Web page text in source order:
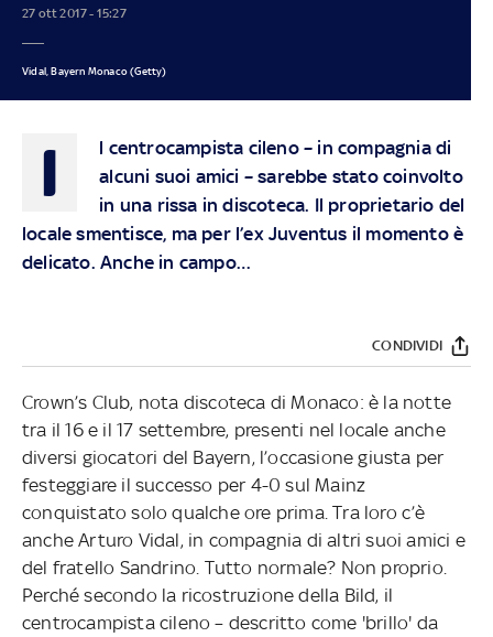
27 ott 2017 - 15:27
Vidal, Bayern Monaco (Getty)
I
l centrocampista cileno – in compagnia di
alcuni suoi amici – sarebbe stato coinvolto
in una rissa in discoteca. Il proprietario del
locale smentisce, ma per l’ex Juventus il momento è
delicato. Anche in campo…
CONDIVIDI
Crown’s Club, nota discoteca di Monaco: è la notte
tra il 16 e il 17 settembre, presenti nel locale anche
diversi giocatori del Bayern, l’occasione giusta per
festeggiare il successo per 4-0 sul Mainz
conquistato solo qualche ore prima. Tra loro c’è
anche Arturo Vidal, in compagnia di altri suoi amici e
del fratello Sandrino. Tutto normale? Non proprio.
Perché secondo la ricostruzione della Bild, il
centrocampista cileno – descritto come 'brillo' da